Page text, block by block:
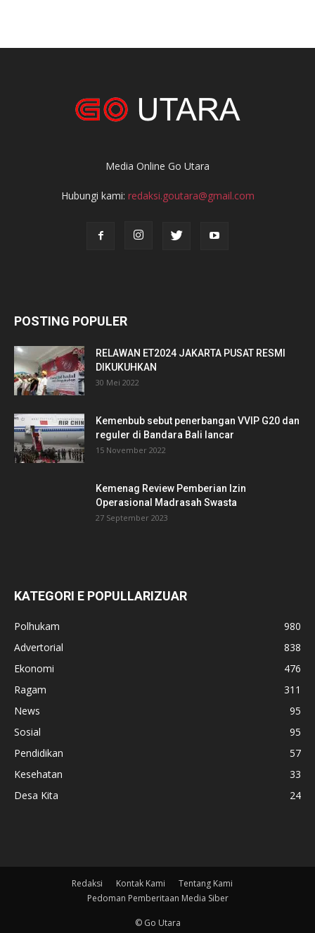
Media Online Go Utara
Hubungi kami: redaksi.goutara@gmail.com
POSTING POPULER
RELAWAN ET2024 JAKARTA PUSAT RESMI
DIKUKUHKAN
30 Mei 2022
Kemenbub sebut penerbangan VVIP G20 dan
reguler di Bandara Bali lancar
15 November 2022
Kemenag Review Pemberian Izin
Operasional Madrasah Swasta
27 September 2023
KATEGORI E POPULLARIZUAR
Polhukam
980
Advertorial
838
Ekonomi
476
Ragam
311
News
95
Sosial
95
Pendidikan
57
Kesehatan
33
Desa Kita
24
Redaksi Kontak Kami
Tentang Kami
Pedoman Pemberitaan Media Siber
© Go Utara